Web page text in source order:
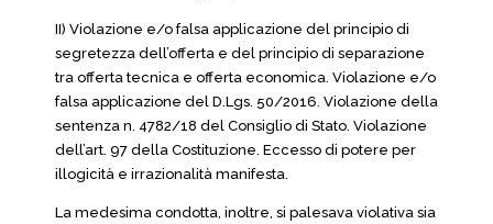
II) Violazione e/o falsa applicazione del principio di
segretezza dell’offerta e del principio di separazione
tra offerta tecnica e offerta economica. Violazione e/o
falsa applicazione del D.Lgs. 50/2016. Violazione della
sentenza n. 4782/18 del Consiglio di Stato. Violazione
dell’art. 97 della Costituzione. Eccesso di potere per
illogicità e irrazionalità manifesta.
La medesima condotta, inoltre, si palesava violativa sia